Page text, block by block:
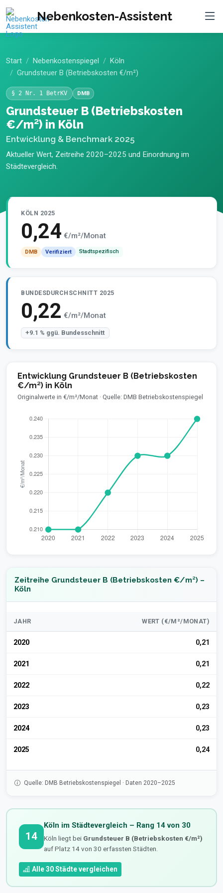
Nebenkosten-Assistent
Start Nebenkostenspiegel
Köln
Grundsteuer B (Betriebskosten €/m²)
§ 2 Nr. 1 BetrKV DMB
Grundsteuer B (Betriebskosten
€/m²) in Köln
Entwicklung & Benchmark 2025
Aktueller Wert, Zeitreihe 2020–2025 und Einordnung im
Städtevergleich.
KÖLN 2025
0,24 €/m²/Monat
DMB Verifiziert Stadtspezifisch
BUNDESDURCHSCHNITT 2025
0,22 €/m²/Monat
+9.1 % ggü. Bundesschnitt
Entwicklung Grundsteuer B (Betriebskosten
€/m²) in Köln
Originalwerte in €/m²/Monat · Quelle: DMB Betriebskostenspiegel
Zeitreihe Grundsteuer B (Betriebskosten €/m²) –
Köln
JAHR WERT (€/M²/MONAT)
2020 0,21
2021 0,21
2022 0,22
2023 0,23
2024 0,23
2025 0,24
Quelle: DMB Betriebskostenspiegel · Daten 2020–2025
14
Köln im Städtevergleich – Rang 14 von 30
Köln liegt bei Grundsteuer B (Betriebskosten €/m²)
auf Platz 14 von 30 erfassten Städten.
Alle 30 Städte vergleichen